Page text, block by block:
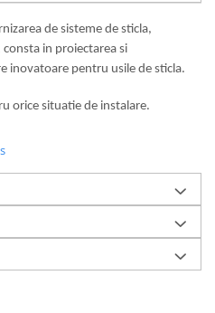
de sisteme de sticla,
in proiectarea si
inovatoare pentru usile de sticla.
orice situatie de instalare.